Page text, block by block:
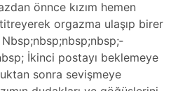
önnce kızım hemen
orgazma ulaşıp birer
Nbsp;­nbsp;nbsp;nbsp;­
İkinci postayı beklemeye
sonra sevişmeye